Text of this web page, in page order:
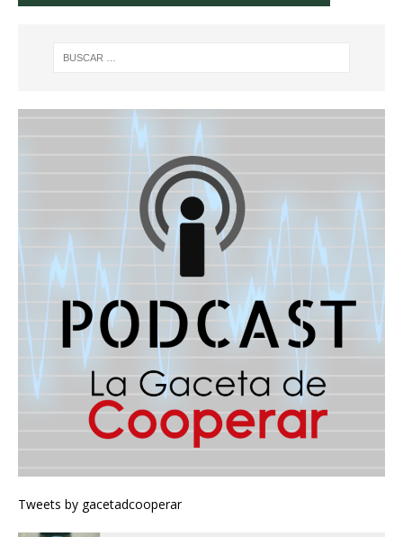
Tweets by gacetadcooperar